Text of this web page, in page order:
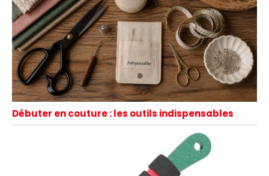
Débuter en couture : les outils indispensables